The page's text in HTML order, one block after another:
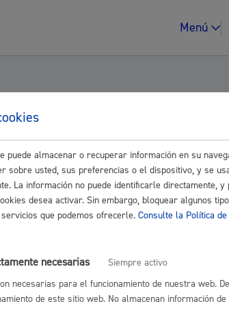
Menú
EH Bildu, en relación
puede almacenar o recuperar información en su
sobre usted, sus preferencias o el dispositivo, y se
La información no puede identificarle directamente,
desea activar. Sin embargo, bloquear algunos
que podemos ofrecerle. Consulte la Política de
necesarias
Siempre activo
necesarias para el funcionamiento de nuestra web.
de este sitio web. No almacenan información